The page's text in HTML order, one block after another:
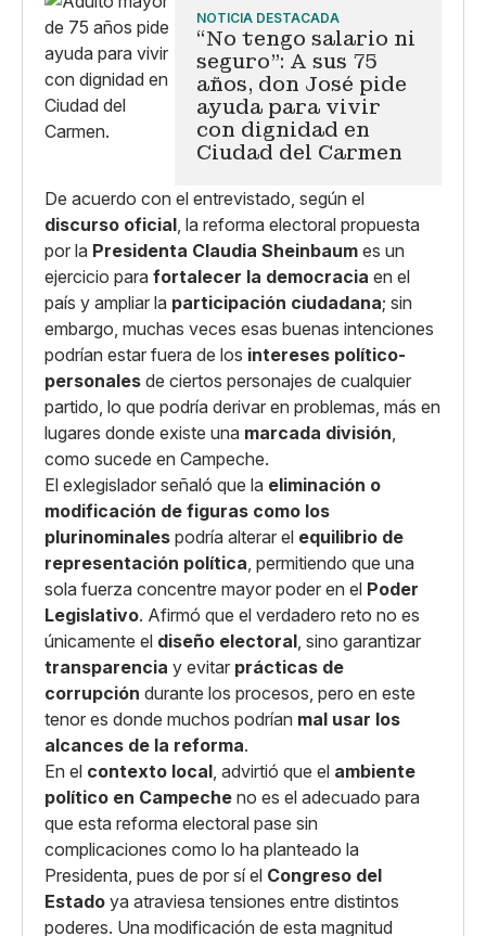
NOTICIA DESTACADA
“No tengo salario ni
seguro”: A sus 75
años, don José pide
ayuda para vivir
con dignidad en
Ciudad del Carmen
De acuerdo con el entrevistado, según el
discurso oficial, la reforma electoral propuesta
por la Presidenta Claudia Sheinbaum es un
ejercicio para fortalecer la democracia en el
país y ampliar la participación ciudadana; sin
embargo, muchas veces esas buenas intenciones
podrían estar fuera de los intereses político-
personales de ciertos personajes de cualquier
partido, lo que podría derivar en problemas, más en
lugares donde existe una marcada división,
como sucede en Campeche.
El exlegislador señaló que la eliminación o
modificación de figuras como los
plurinominales podría alterar el equilibrio de
representación política, permitiendo que una
sola fuerza concentre mayor poder en el Poder
Legislativo. Afirmó que el verdadero reto no es
únicamente el diseño electoral, sino garantizar
transparencia y evitar prácticas de
corrupción durante los procesos, pero en este
tenor es donde muchos podrían mal usar los
alcances de la reforma.
En el contexto local, advirtió que el ambiente
político en Campeche no es el adecuado para
que esta reforma electoral pase sin
complicaciones como lo ha planteado la
Presidenta, pues de por sí el Congreso del
Estado ya atraviesa tensiones entre distintos
poderes. Una modificación de esta magnitud